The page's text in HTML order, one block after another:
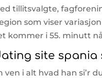
tillitsvalgte,
som viser
kommer i 55. minutt
site
ven i alt hvad han si’r